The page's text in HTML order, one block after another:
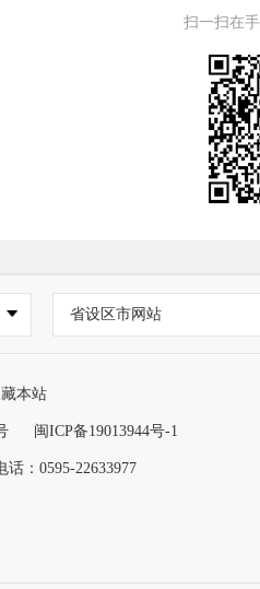
扫一扫在
省设区市网站
本站
闽ICP备19013944号-1
：0595-22633977